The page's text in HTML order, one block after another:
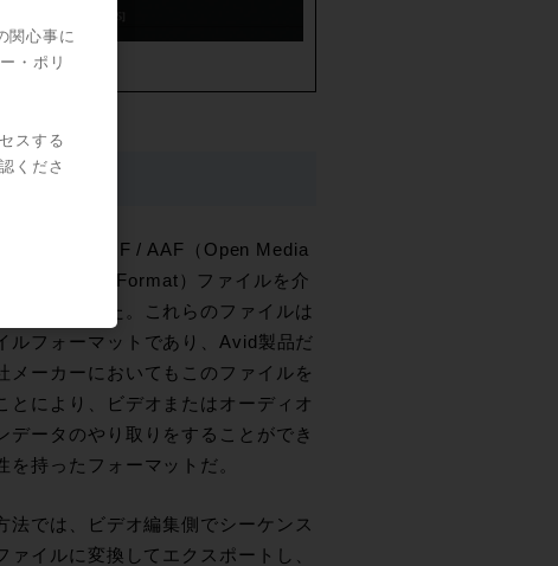
ーでは、OMF / AAF（Open Media
Authring Format）ファイルを介
を行っていた。これらのファイルは
ルフォーマットであり、Avid製品だ
メーカーにおいてもこのファイルを
とにより、ビデオまたはオーディオ
データのやり取りをすることができ
を持ったフォーマットだ。
法では、ビデオ編集側でシーケンス
ァイルに変換してエクスポートし、
関心事に
・ポリ
スする
くださ